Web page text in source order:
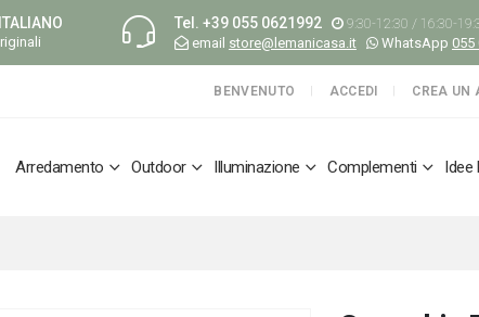
Tel. +39 055 0621992
9:30-12:30 / 16:30-
email store@lemanicasa.it WhatsApp 055
BENVENUTO ACCEDI CREA UN
Arredamento Outdoor Illuminazione Complementi Idee